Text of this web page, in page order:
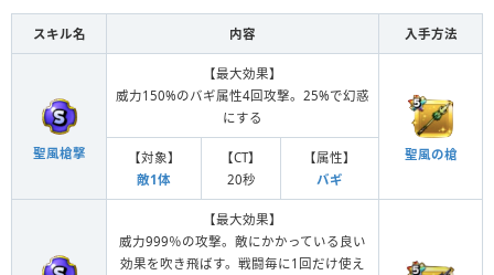
スキル名 内容 入手方法
聖風槍撃
【最大効果】
威力150%のバギ属性4回攻撃。25%で幻惑
にする
聖風の槍
【対象】
敵1体
【CT】
20秒
【属性】
バギ
【最大効果】
威力999％の攻撃。敵にかかっている良い
効果を吹き飛ばす。戦闘毎に1回だけ使え